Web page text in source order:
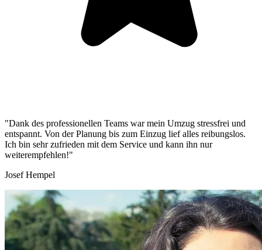
"Dank des professionellen Teams war mein Umzug stressfrei und
entspannt. Von der Planung bis zum Einzug lief alles reibungslos.
Ich bin sehr zufrieden mit dem Service und kann ihn nur
weiterempfehlen!"
Josef Hempel